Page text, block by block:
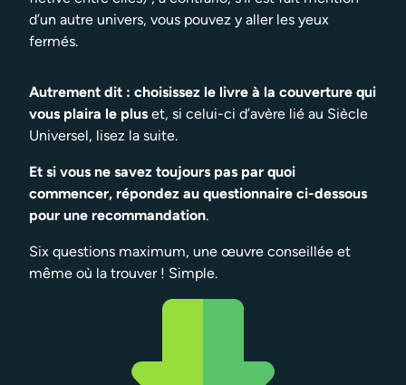
d’un autre univers, vous pouvez y aller les yeux
fermés.
Autrement dit : choisissez le livre à la couverture qui
vous plaira le plus et, si celui-ci d’avère lié au Siècle
Universel, lisez la suite.
Et si vous ne savez toujours pas par quoi
commencer, répondez au questionnaire ci-dessous
pour une recommandation.
Six questions maximum, une œuvre conseillée et
même où la trouver ! Simple.